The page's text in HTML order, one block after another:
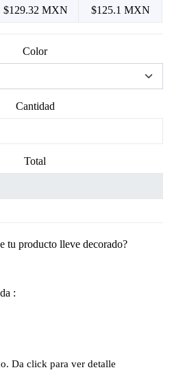
$129.32 MXN $125.1 MXN
Color
Cantidad
Total
tu producto lleve decorado?
:
Da click para ver detalle